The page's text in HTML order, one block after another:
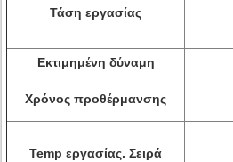
Τάση εργασίας
Εκτιμημένη δύναμη
Χρόνος προθέρμανσης
Temp εργασίας. Σειρά